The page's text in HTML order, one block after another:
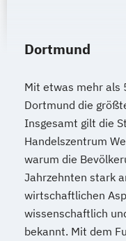
Dortmund
Mit etwas mehr als
Dortmund die
Insgesamt gilt die
Handelszentrum
warum die
Jahrzehnten stark
wirtschaftlichen
wissenschaftlich
bekannt. Mit dem